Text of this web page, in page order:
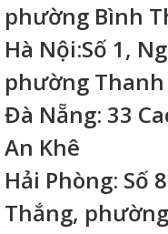
phường Bình
Hà Nội:Số 1,
phường
Đà Nẵng: 33
An Khê
Hải Phòng: Số
Thắng,